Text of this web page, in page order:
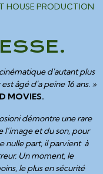
HOUSE PRODUCTION
d'autant plus
âgé d'a peine 16 ans. »
MOVIES.
démontre une rare
et du son, pour
nulle part, il parvient à
Un moment, le
le plus en sécurité